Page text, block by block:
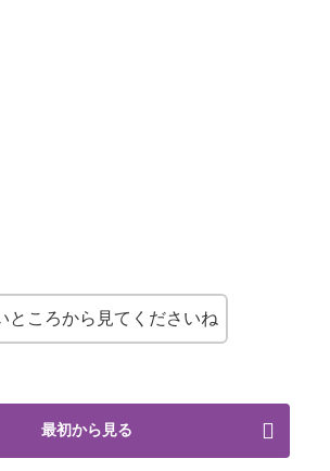
ところから見てくださいね
最初から見る